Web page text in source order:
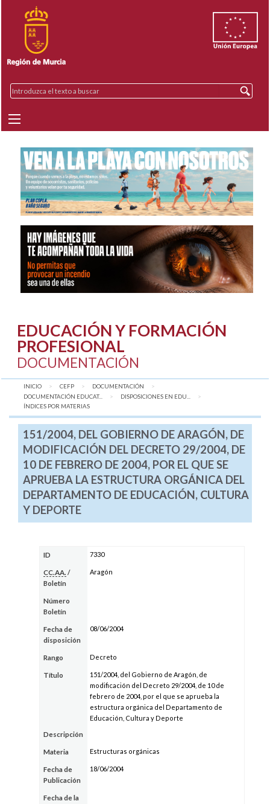
EDUCACIÓN Y FORMACIÓN
PROFESIONAL
DOCUMENTACIÓN
INICIO CEFP
DOCUMENTACIÓN
DOCUMENTACIÓN EDUCAT...
DISPOSICIONES EN EDU...
AQUÍ:
ÍNDICES POR MATERIAS
151/2004, DEL GOBIERNO DE ARAGÓN, DE
MODIFICACIÓN DEL DECRETO 29/2004, DE
10 DE FEBRERO DE 2004, POR EL QUE SE
APRUEBA LA ESTRUCTURA ORGÁNICA DEL
DEPARTAMENTO DE EDUCACIÓN, CULTURA
Y DEPORTE
ID 7330
CC.AA. /
Boletín
Aragón
Número
Boletín
Fecha de
disposición
08/06/2004
Rango Decreto
Título
151/2004, del Gobierno de Aragón, de
modificación del Decreto 29/2004, de 10 de
febrero de 2004, por el que se aprueba la
estructura orgánica del Departamento de
Educación, Cultura y Deporte
Descripción
Materia Estructuras orgánicas
Fecha de
Publicación
18/06/2004
Fecha de la